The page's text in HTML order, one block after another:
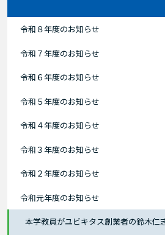
令和８年度のお知らせ
令和７年度のお知らせ
令和６年度のお知らせ
令和５年度のお知らせ
令和４年度のお知らせ
令和３年度のお知らせ
令和２年度のお知らせ
令和元年度のお知らせ
本学教員がユビキタス創業者の鈴木仁